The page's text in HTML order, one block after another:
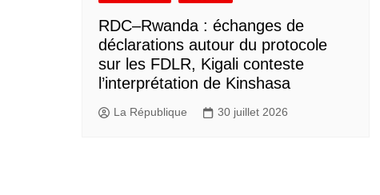
RDC–Rwanda : échanges de
déclarations autour du protocole
sur les FDLR, Kigali conteste
l’interprétation de Kinshasa
La République 30 juillet 2026